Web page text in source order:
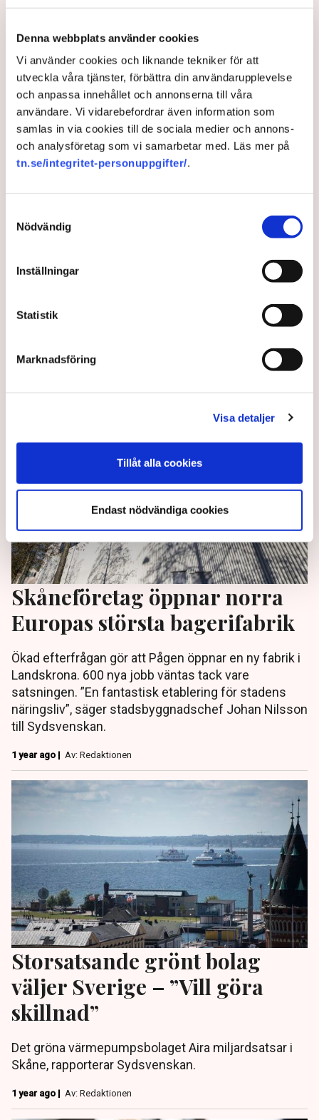
Denna webbplats använder cookies
Vi använder cookies och liknande tekniker för att
utveckla våra tjänster, förbättra din användarupplevelse
och anpassa innehållet och annonserna till våra
användare. Vi vidarebefordrar även information som
samlas in via cookies till de sociala medier och annons-
och analysföretag som vi samarbetar med. Läs mer på
tn.se/integritet-personuppgifter/.
Nödvändig
Inställningar
Statistik
Marknadsföring
Visa detaljer
Tillåt alla cookies
Endast nödvändiga cookies
Kockums på Saab, till HD/Sydsvenskan.
8 months ago | Av: Redaktionen
Ledare: Marknadsliberalism
klimatsuccé, men högern verkar ändå inte vilja ta åt
sig äran, skriver DN:s ledarsida.
1 year ago | Av: Redaktionen
Skåneföretag öppnar norra
Europas största bagerifabrik
Ökad efterfrågan gör att Pågen öppnar en ny fabrik i
Landskrona. 600 nya jobb väntas tack vare
satsningen. ”En fantastisk etablering för stadens
näringsliv”, säger stadsbyggnadschef Johan Nilsson
till Sydsvenskan.
1 year ago | Av: Redaktionen
Storsatsande grönt bolag
väljer Sverige – ”Vill göra
skillnad”
Det gröna värmepumpsbolaget Aira miljardsatsar i
Skåne, rapporterar Sydsvenskan.
1 year ago | Av: Redaktionen